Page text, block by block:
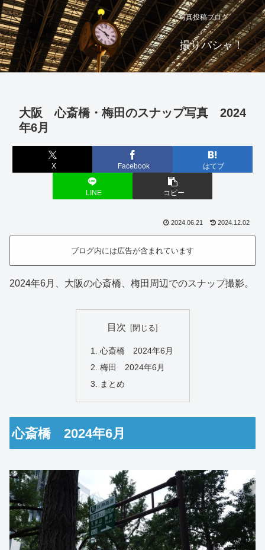
写真投稿ブログ
撮りパシャ！
大阪 心斎橋・梅田のスナップ写真 2024
年6月
X Facebook はてブ
LINE コピー
2024.06.21 2024.12.02
ブログ内には広告が含まれています
2024年6月、大阪の心斎橋、梅田周辺でのスナップ撮影。
目次
心斎橋 2024年6月
梅田 2024年6月
まとめ
心斎橋 2024年6月